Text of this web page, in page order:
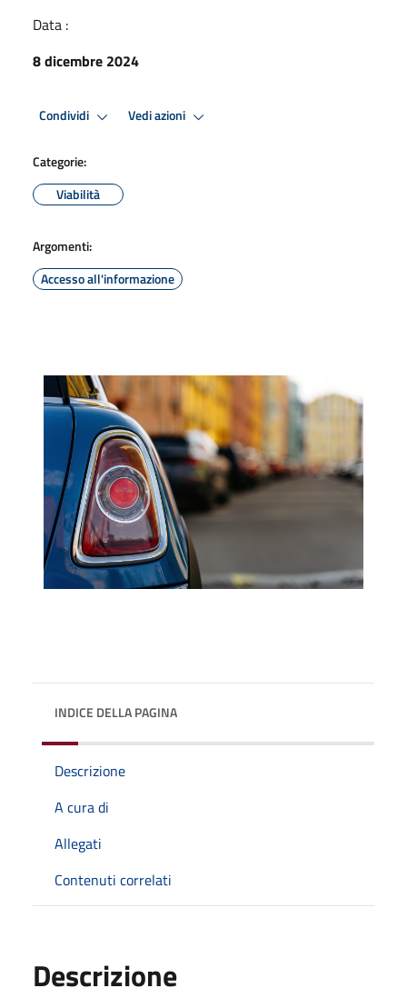
Data :
8 dicembre 2024
Condividi Vedi azioni
Categorie:
Viabilità
Argomenti:
Accesso all'informazione
INDICE DELLA PAGINA
Descrizione
A cura di
Allegati
Contenuti correlati
Descrizione